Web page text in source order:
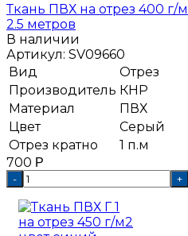
Ткань ПВХ на отрез 400
2.5 метров
В наличии
Артикул: SV09660
Вид
Отрез
Производитель КНР
Материал
ПВХ
Цвет
Серый
Отрез кратно
1 п.м
700 Р
- +